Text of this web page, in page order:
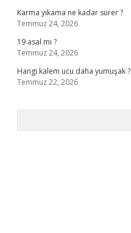
Karma yıkama ne kadar sürer ?
Temmuz 24, 2026
19 asal mı ?
Temmuz 24, 2026
Hangi kalem ucu daha yumuşak ?
Temmuz 22, 2026